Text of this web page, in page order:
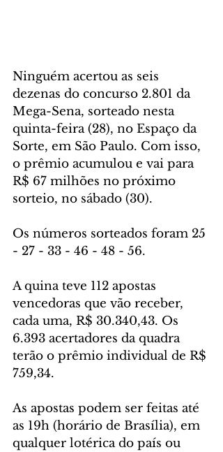
Ninguém acertou as seis
dezenas do concurso 2.801 da
Mega-Sena, sorteado nesta
quinta-feira (28), no Espaço da
Sorte, em São Paulo. Com isso,
o prêmio acumulou e vai para
R$ 67 milhões no próximo
sorteio, no sábado (30).
Os números sorteados foram 25
- 27 - 33 - 46 - 48 - 56.
A quina teve 112 apostas
vencedoras que vão receber,
cada uma, R$ 30.340,43. Os
6.393 acertadores da quadra
terão o prêmio individual de R$
759,34.
As apostas podem ser feitas até
as 19h (horário de Brasília), em
qualquer lotérica do país ou